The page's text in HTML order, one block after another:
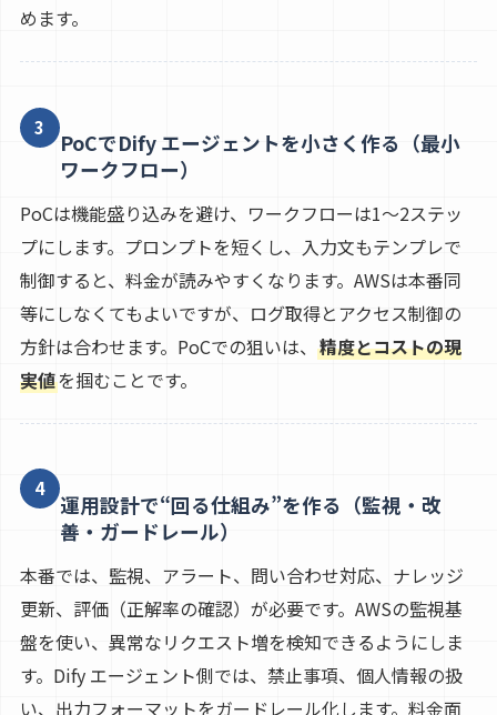
めます。
3
PoCでDify エージェントを小さく作る（最小
ワークフロー）
PoCは機能盛り込みを避け、ワークフローは1〜2ステッ
プにします。プロンプトを短くし、入力文もテンプレで
制御すると、料金が読みやすくなります。AWSは本番同
等にしなくてもよいですが、ログ取得とアクセス制御の
方針は合わせます。PoCでの狙いは、 精度とコストの現
実値を掴むことです。
4
運用設計で“回る仕組み”を作る（監視・改
善・ガードレール）
本番では、監視、アラート、問い合わせ対応、ナレッジ
更新、評価（正解率の確認）が必要です。AWSの監視基
盤を使い、異常なリクエスト増を検知できるようにしま
す。Dify エージェント側では、禁止事項、個人情報の扱
い、出力フォーマットをガードレール化します。料金面